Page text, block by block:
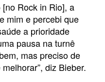
Rock in Rio], a
mim e percebi que
a prioridade
pausa na turnê
mas preciso de
diz Bieber.